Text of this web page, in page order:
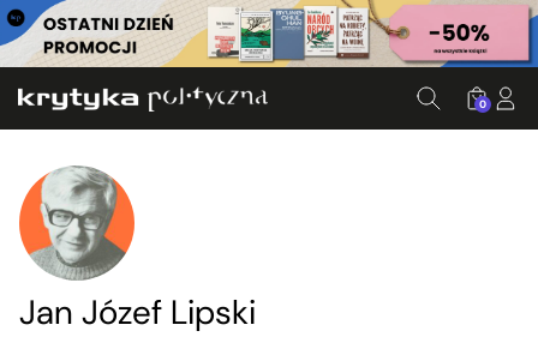
0
Jan Józef Lipski